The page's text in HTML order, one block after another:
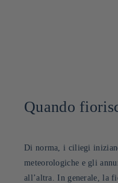
Quando
Di norma, i ciliegi
meteorologiche e gli
all’altra. In generale, la